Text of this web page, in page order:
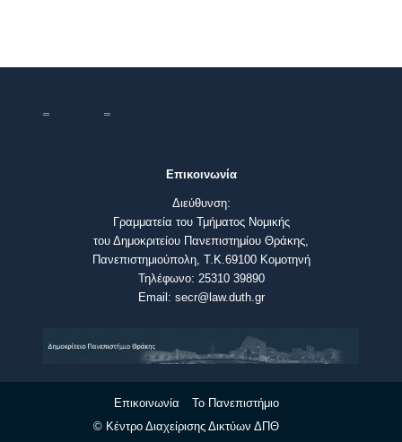
Επικοινωνία
Διεύθυνση:
Γραμματεία του Τμήματος Νομικής
του Δημοκριτείου Πανεπιστημίου Θράκης,
Πανεπιστημιούπολη, Τ.Κ.69100 Κομοτηνή
Τηλέφωνο: 25310 39890
Email: secr@law.duth.gr
Επικοινωνία
Το Πανεπιστήμιο
© Κέντρο Διαχείρισης Δικτύων ΔΠΘ